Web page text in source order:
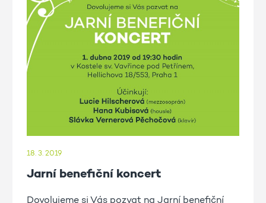
18. 3. 2019
Jarní benefiční koncert
Dovolujeme si Vás pozvat na Jarní benefiční